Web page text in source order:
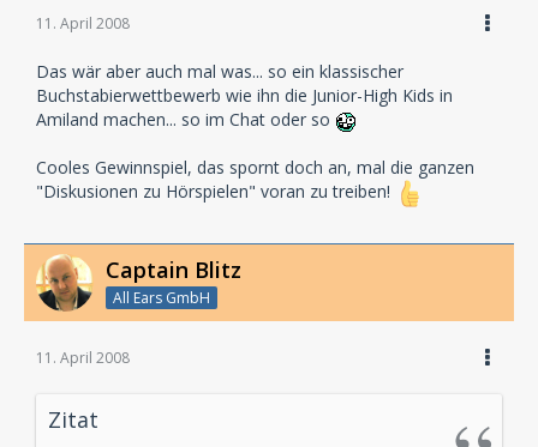
11. April 2008
Das wär aber auch mal was... so ein klassischer
Buchstabierwettbewerb wie ihn die Junior-High Kids in
Amiland machen... so im Chat oder so
Cooles Gewinnspiel, das spornt doch an, mal die ganzen
"Diskusionen zu Hörspielen" voran zu treiben!
Captain Blitz
All Ears GmbH
11. April 2008
Zitat